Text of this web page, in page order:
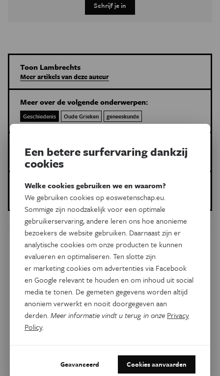
Schrijf je in
Toon Lambrechts
Meer artikels van deze auteur
Meer over de volgende onderwerpen:
Geschiedenis Oude Grieken geneeskunde
Eos Wetenschap
Gepubliceerd op:
23 januari 2025
Dit artikel delen op:
Facebook Twitter Linkedin
Gerelateerde artikels
Een betere surfervaring dankzij
cookies
Welke cookies gebruiken we en waarom?
We gebruiken cookies op eoswetenschap.eu.
Sommige zijn noodzakelijk voor een optimale
gebruikerservaring, andere leren ons hoe anonieme
bezoekers de website gebruiken. Daarnaast zijn er
analytische cookies om onze producten te kunnen
evalueren en optimaliseren. Ten slotte zijn
er marketing cookies om advertenties via Facebook
en Google relevant te houden en om inhoud uit social
media te tonen. De gemeten gegevens worden altijd
anoniem verwerkt en nooit doorgegeven aan
derden.Meer informatie vindt u terug in onze Privacy
Policy.
Geavanceerd Cookies aanvaarden